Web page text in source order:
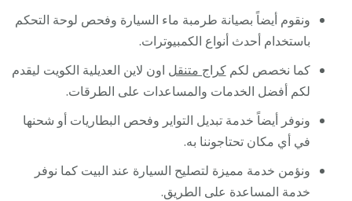
ونقوم أيضاً بصيانة طرمبة ماء السيارة وفحص لوحة التحكم
باستخدام أحدث أنواع الكمبيوترات.
كما نخصص لكمكراج متنقل اون لاين العديلية الكويت ليقدم
لكم أفضل الخدمات والمساعدات على الطرقات.
ونوفر أيضاً خدمة تبديل التواير وفحص البطاريات أو شحنها
في أي مكان تحتاجوننا به.
ونؤمن خدمة مميزة لتصليح السيارة عند البيت كما نوفر
خدمة المساعدة على الطريق.